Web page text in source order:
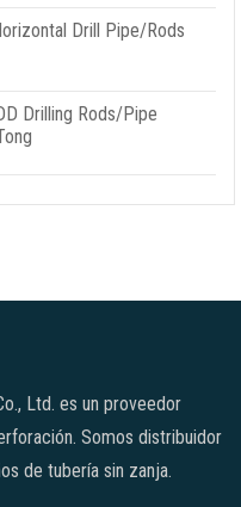
Drill Pipe/Rods
Drilling Rods/Pipe
Ltd. es un proveedor
Somos distribuidor
de tubería sin zanja.